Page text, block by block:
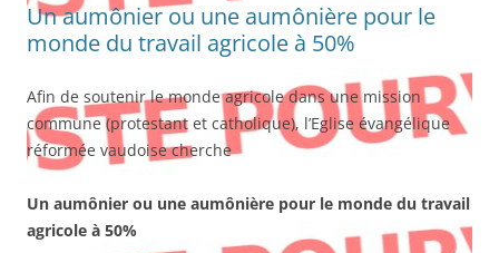
Un aumônier ou une aumônière pour le
monde du travail agricole à 50%
Afin de soutenir le monde agricole dans une mission
commune (protestant et catholique), l’Eglise évangélique
réformée vaudoise cherche
Un aumônier ou une aumônière pour le monde du travail
agricole à 50%